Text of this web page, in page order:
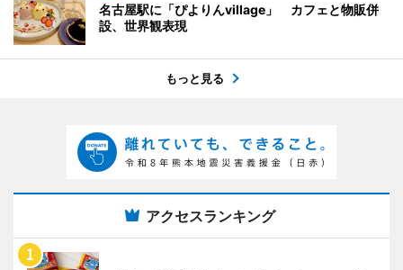
名古屋駅に「ぴよりんvillage」 カフェと物販併
設、世界観表現
もっと見る
アクセスランキング